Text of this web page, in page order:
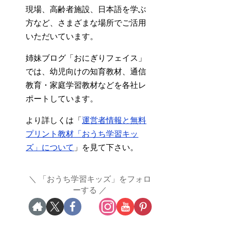
現場、高齢者施設、日本語を学ぶ
方など、さまざまな場所でご活用
いただいています。
姉妹ブログ「おにぎりフェイス」
では、幼児向けの知育教材、通信
教育・家庭学習教材などを各社レ
ポートしています。
より詳しくは「運営者情報と無料
プリント教材「おうち学習キッ
ズ」について 」を見て下さい。
「おうち学習キッズ」をフォロ
ーする